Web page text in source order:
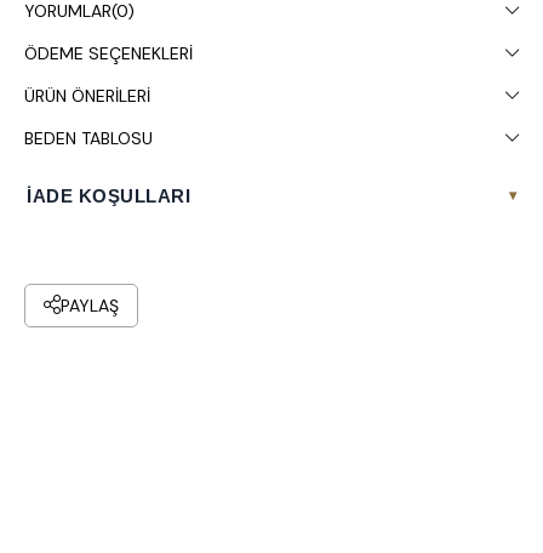
gösterebilir.
Çamaşır makinesinde 30° yıkanması tavsiye edilir.
YORUMLAR(0)
ÖDEME SEÇENEKLERI
ÜRÜN ÖNERILERI
BEDEN TABLOSU
İADE KOŞULLARI ▾
PAYLAŞ